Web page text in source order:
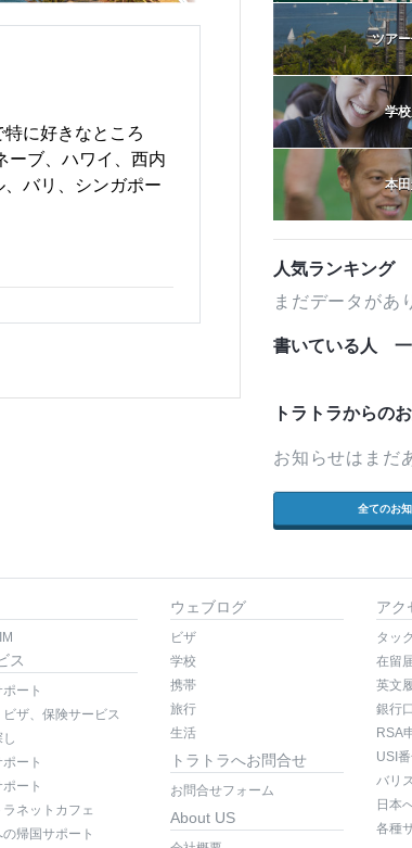
に好きなところ
ーブ、ハワイ、西内
バリ、シンガポー
ツア
学
本
人気ランキング
まだデータがあ
書いている人
トラトラからの
お知らせはまだ
全てのお
ス
ート
ビザ、保険サービス
ート
ート
ラネットカフェ
の帰国サポート
ウェブログ
ビザ
学校
携帯
旅行
生活
トラトラへお問合せ
お問合せフォーム
About US
アク
タッ
在留
英文
銀行
RSA
USI
バリ
日本
各種